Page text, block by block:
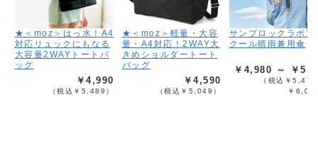
★＜moz＞はっ水！A4
対応リュックにもなる
大容量2WAYトートバ
ッグ
￥4,990
（税込￥5,489）
★＜moz＞軽量・大容
量・A4対応！2WAY大
きめショルダートート
バッグ
￥4,590
（税込￥5,049）
サンブロックラボ遮
クール晴雨兼用傘
￥4,980 ～ ￥
（税込￥
￥